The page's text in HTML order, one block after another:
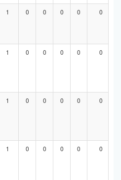
1 0 0 0 0 0
1 0 0 0 0 0
1 0 0 0 0 0
1 0 0 0 0 0